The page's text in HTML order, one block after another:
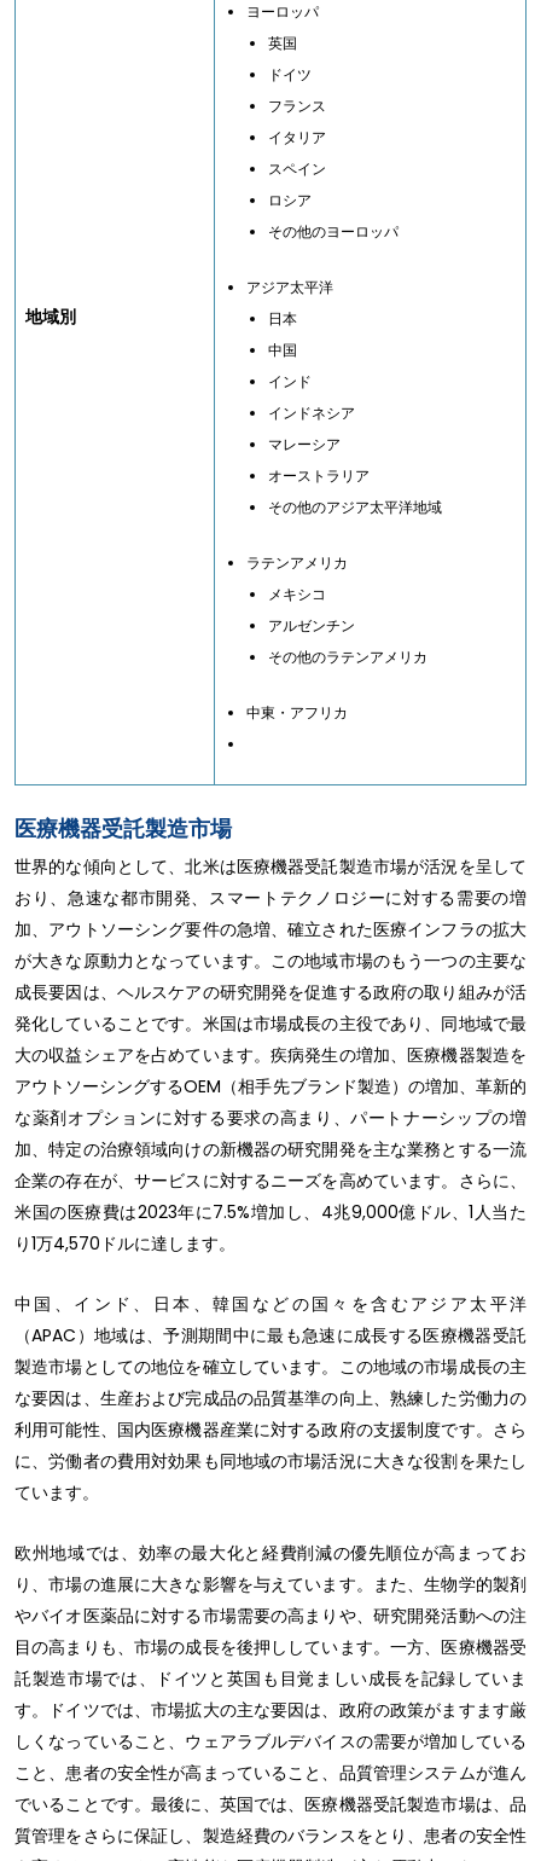
地域別
ヨーロッパ
英国
ドイツ
フランス
イタリア
スペイン
ロシア
その他のヨーロッパ
アジア太平洋
日本
中国
インド
インドネシア
マレーシア
オーストラリア
その他のアジア太平洋地域
ラテンアメリカ
メキシコ
アルゼンチン
その他のラテンアメリカ
中東・アフリカ
医療機器受託製造市場
世界的な傾向として、北米は医療機器受託製造市場が活況を呈して
おり、急速な都市開発、スマートテクノロジーに対する需要の増
加、アウトソーシング要件の急増、確立された医療インフラの拡大
が大きな原動力となっています。この地域市場のもう一つの主要な
成長要因は、ヘルスケアの研究開発を促進する政府の取り組みが活
発化していることです。米国は市場成長の主役であり、同地域で最
大の収益シェアを占めています。疾病発生の増加、医療機器製造を
アウトソーシングするOEM（相手先ブランド製造）の増加、革新的
な薬剤オプションに対する要求の高まり、パートナーシップの増
加、特定の治療領域向けの新機器の研究開発を主な業務とする一流
企業の存在が、サービスに対するニーズを高めています。さらに、
米国の医療費は2023年に7.5%増加し、4兆9,000億ドル、1人当た
り1万4,570ドルに達します。
中国、インド、日本、韓国などの国々を含むアジア太平洋
（APAC）地域は、予測期間中に最も急速に成長する医療機器受託
製造市場としての地位を確立しています。この地域の市場成長の主
な要因は、生産および完成品の品質基準の向上、熟練した労働力の
利用可能性、国内医療機器産業に対する政府の支援制度です。さら
に、労働者の費用対効果も同地域の市場活況に大きな役割を果たし
ています。
欧州地域では、効率の最大化と経費削減の優先順位が高まってお
り、市場の進展に大きな影響を与えています。また、生物学的製剤
やバイオ医薬品に対する市場需要の高まりや、研究開発活動への注
目の高まりも、市場の成長を後押ししています。一方、医療機器受
託製造市場では、ドイツと英国も目覚ましい成長を記録していま
す。ドイツでは、市場拡大の主な要因は、政府の政策がますます厳
しくなっていること、ウェアラブルデバイスの需要が増加している
こと、患者の安全性が高まっていること、品質管理システムが進ん
でいることです。最後に、英国では、医療機器受託製造市場は、品
質管理をさらに保証し、製造経費のバランスをとり、患者の安全性